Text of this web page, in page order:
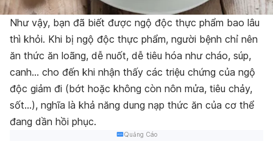
Như vậy, bạn đã biết được ngộ độc thực phẩm bao lâu
thì khỏi. Khi bị ngộ độc thực phẩm, người bệnh chỉ nên
ăn thức ăn loãng, dễ nuốt, dễ tiêu hóa như cháo, súp,
canh… cho đến khi nhận thấy các triệu chứng của ngộ
độc giảm đi (bớt hoặc không còn nôn mửa, tiêu chảy,
sốt…), nghĩa là khả năng dung nạp thức ăn của cơ thể
đang dần hồi phục.
Quảng Cáo